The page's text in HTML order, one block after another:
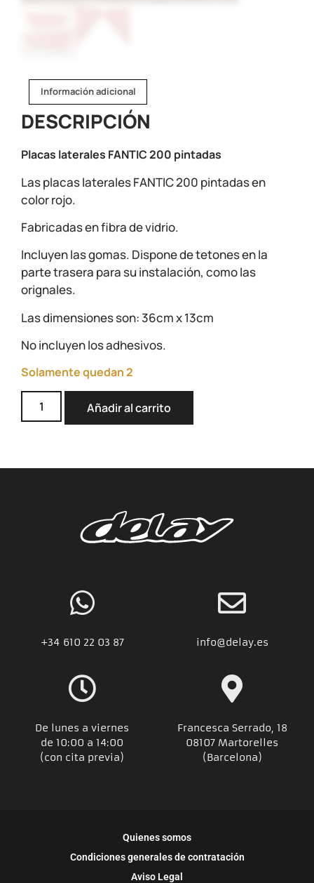
Información adicional
DESCRIPCIÓN
Placas laterales FANTIC 200 pintadas
Las placas laterales FANTIC 200 pintadas en
color rojo.
Fabricadas en fibra de vidrio.
Incluyen las gomas. Dispone de tetones en la
parte trasera para su instalación, como las
orignales.
Las dimensiones son: 36cm x 13cm
No incluyen los adhesivos.
Solamente quedan 2
Añadir al carrito
+34 610 22 03 87 info@delay.es
De lunes a viernes
de 10:00 a 14:00
(con cita previa)
Francesca Serrado, 18
08107 Martorelles
(Barcelona)
Quienes somos
Condiciones generales de contratación
Aviso Legal